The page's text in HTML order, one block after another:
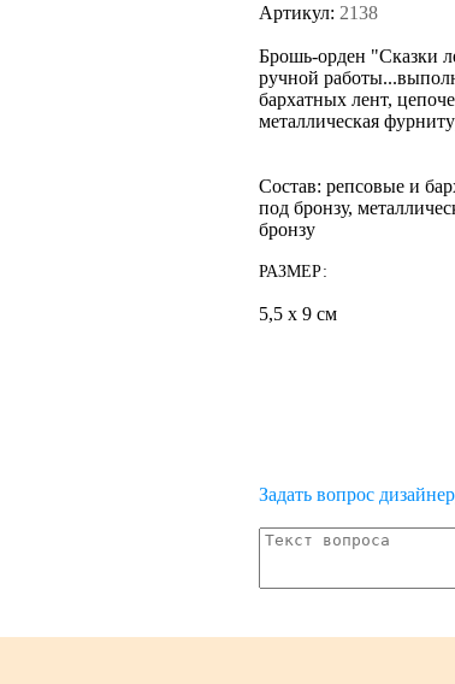
Артикул: 2138
Брошь-орден "Сказки
ручной
бархатных лент,
металлическая
Состав: репсовые и
под бронзу,
бронзу
РАЗМЕР:
5,5 х 9 см
Задать вопрос